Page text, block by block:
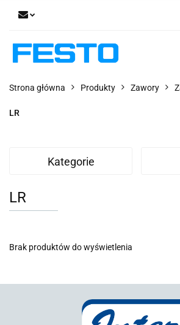
Dodaj
Strona główna Produkty Zawory
LR
Kategorie
LR
Brak produktów do wyświetlenia